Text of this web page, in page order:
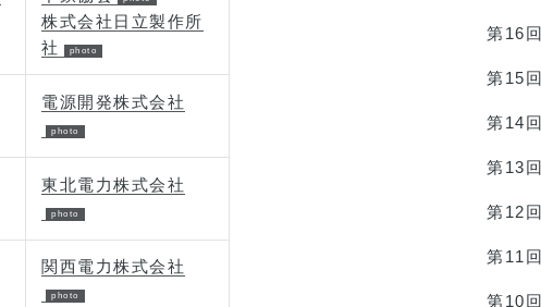
株式会社日立製作所
社
電源開発株式会社
東北電力株式会社
関西電力株式会社
第16回
第15回
第14回
第13回
第12回
第11回
第10回